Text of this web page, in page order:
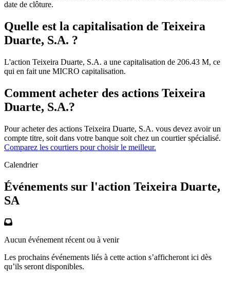
date de clôture.
Quelle est la capitalisation de Teixeira
Duarte, S.A. ?
L'action Teixeira Duarte, S.A. a une capitalisation de 206.43 M, ce
qui en fait une MICRO capitalisation.
Comment acheter des actions Teixeira
Duarte, S.A.?
Pour acheter des actions Teixeira Duarte, S.A. vous devez avoir un
compte titre, soit dans votre banque soit chez un courtier spécialisé.
Comparez les courtiers pour choisir le meilleur.
Calendrier
Événements sur l'action Teixeira Duarte,
SA
Aucun événement récent ou à venir
Les prochains événements liés à cette action s’afficheront ici dès
qu’ils seront disponibles.